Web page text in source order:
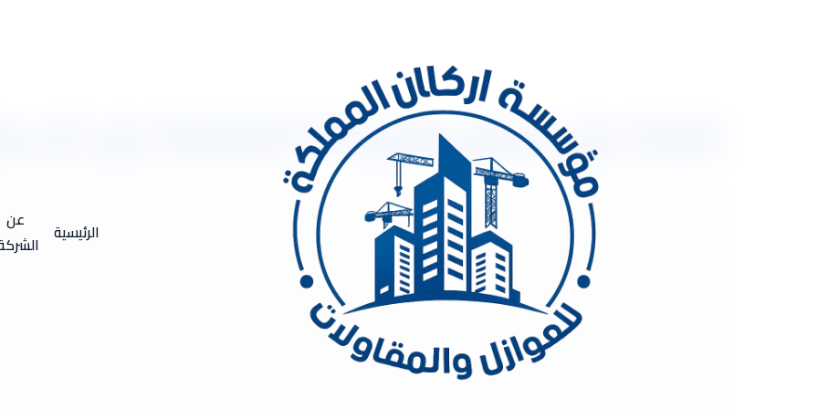
الرئيسية
عن
شركة عزل اسطح بالخرج 0533334179 عزل الاسطح بالفوم
شركة عزل اسطح بالخرج 0533334179 عزل الاسطح بالفوم شركة عزل اسطح بالخرج .. يعتبر عزل الأسطح أحد أهم
كفاءة استخدام الطاقة. فإذا كنت ترغب في توفير التكاليف الطاقوية وتحسين راحة المبنى، فإن عزل الأسطح يعد
الأسطح التي تعتبر فعالة ومناسبة لتحقيق الحماية الكاملة وتوفير الطاقة. فوائد عزل الأسطح ؟ يوفر عزل الأسطح العديد من
الجيد الهيكل الداخلي للمبنى من التدهور والتلف الناجم عن تسرب المياه والرطوبة. كما يقلل من انتقال الحرارة بين الداخل
استهلاك التدفئة والتبريد. بالإضافة إلىذلك، يعمل العزل على تقليل الضوضاء القادمة من الخارج ويحسن الراحة الصوتية
هناك عدة طرق فعالة لعزل الأسطح، وسنستعرض بعضها في هذا المقال. أحد أنواع العزل الشائعة هو العزل بالألواح العازلة.
أو البولي يوريثان، وتوضع فوق سطح السقف لتحقيق العزل الحراري والمائي. يمكن أيضًا استخدام الألواح العازلة لعزل
بخاخ العزل الحراري، حيث يتم رش طبقة من مادة العزل على السطح المراد عزله. هذه الطريقة مناسبة د للأسطح ذات التشكيلات